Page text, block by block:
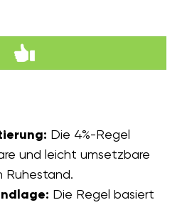
Die 4%-Regel
und leicht umsetzbare
Ruhestand.
Die Regel basiert